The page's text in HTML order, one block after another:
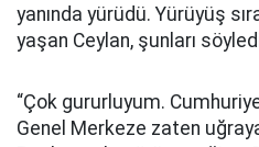
yanında yürüdü. Yürüyüş
yaşan Ceylan, şunları
“Çok gururluyum.
Genel Merkeze zaten